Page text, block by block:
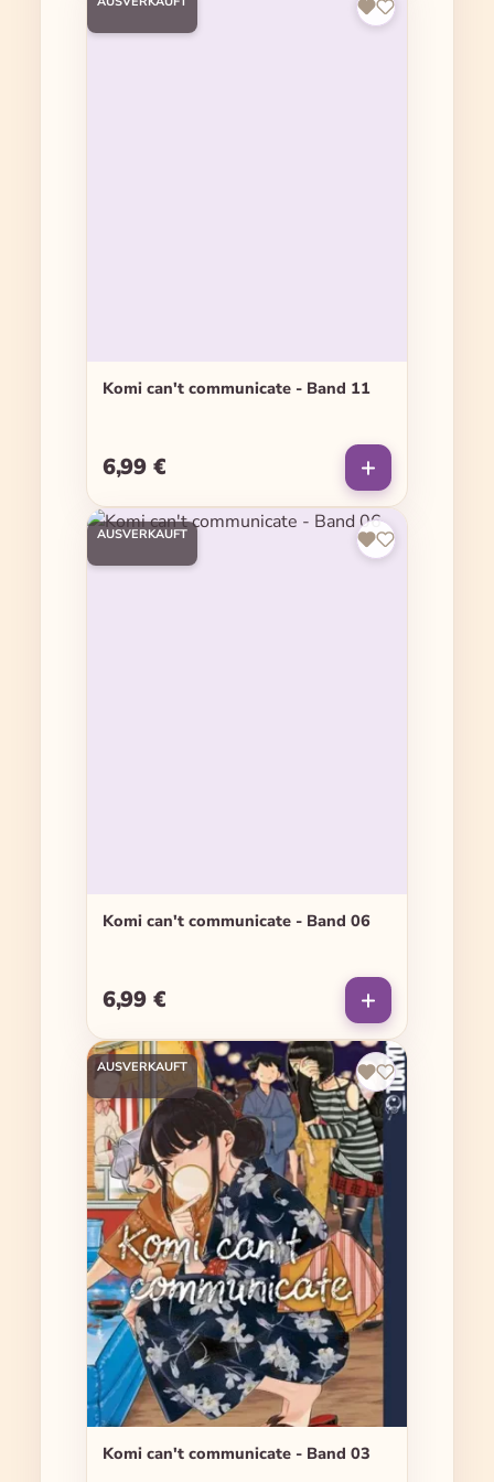
Komi can't communicate - Band 11
Regulärer Preis:
6,99 €
AUSVERKAUFT
Komi can't communicate - Band 06
Regulärer Preis:
6,99 €
AUSVERKAUFT
Komi can't communicate - Band 03